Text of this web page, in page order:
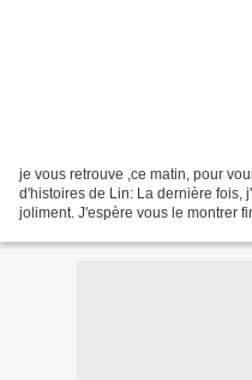
je vous retrouve ,ce matin, pour
d'histoires de Lin: La dernière fois,
joliment. J'espère vous le montrer